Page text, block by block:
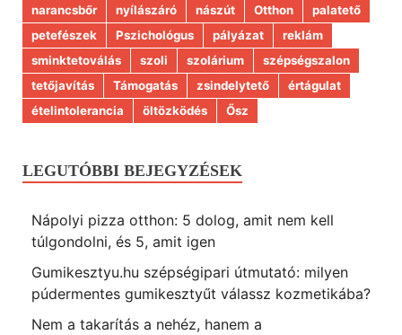
narancsbőr
nyílászáró nászút Otthon
palatető
petefészek
Pszichológus pályázat
reklám
sminktetoválás
szoli szolárium
szépségszalon
tetőjavítás
Támogatás zsindelytető
értágulat
ételintolerancia
öltözködés Ősz
LEGUTÓBBI BEJEGYZÉSEK
Nápolyi pizza otthon: 5 dolog, amit nem kell
túlgondolni, és 5, amit igen
Gumikesztyu.hu szépségipari útmutató: milyen
púdermentes gumikesztyűt válassz kozmetikába?
Nem a takarítás a nehéz, hanem a